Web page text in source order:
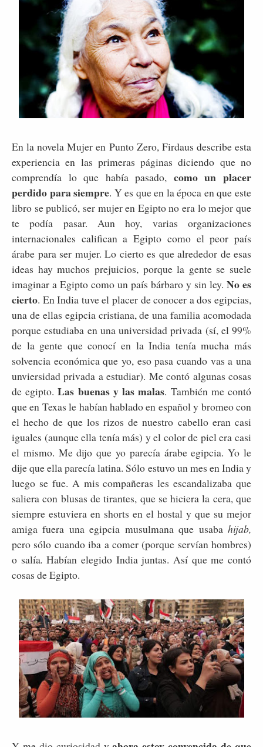
En la novela Mujer en Punto Zero, Firdaus describe esta
experiencia en las primeras páginas diciendo que no
comprendía lo que había pasado, como un placer
perdido para siempre. Y es que en la época en que este
libro se publicó, ser mujer en Egipto no era lo mejor que
te podía pasar. Aun hoy, varias organizaciones
internacionales califican a Egipto como el peor país
árabe para ser mujer. Lo cierto es que alrededor de esas
ideas hay muchos prejuicios, porque la gente se suele
imaginar a Egipto como un país bárbaro y sin ley. No es
cierto. En India tuve el placer de conocer a dos egipcias,
una de ellas egipcia cristiana, de una familia acomodada
porque estudiaba en una universidad privada (sí, el 99%
de la gente que conocí en la India tenía mucha más
solvencia económica que yo, eso pasa cuando vas a una
unviersidad privada a estudiar). Me contó algunas cosas
de egipto.Las buenas y las malas. También me contó
que en Texas le habían hablado en español y bromeo con
el hecho de que los rizos de nuestro cabello eran casi
iguales (aunque ella tenía más) y el color de piel era casi
el mismo. Me dijo que yo parecía árabe egipcia. Yo le
dije que ella parecía latina. Sólo estuvo un mes en India y
luego se fue. A mis compañeras les escandalizaba que
saliera con blusas de tirantes, que se hiciera la cera, que
siempre estuviera en shorts en el hostal y que su mejor
amiga fuera una egipcia musulmana que usaba hijab,
pero sólo cuando iba a comer (porque servían hombres)
o salía.Habían elegido India juntas. Así que me contó
cosas de Egipto.